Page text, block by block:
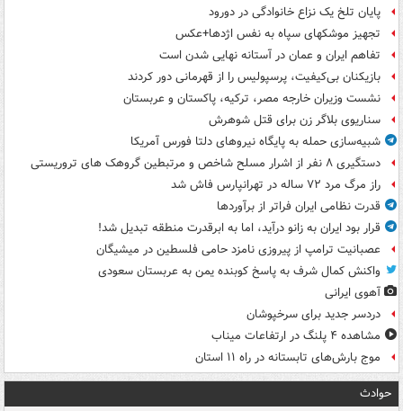
پایان تلخ یک نزاع خانوادگی در دورود
تجهیز موشکهای سپاه به نفس اژدها+عکس
تفاهم ایران و عمان در آستانه نهایی شدن است
بازیکنان بی‌کیفیت، پرسپولیس را از قهرمانی دور کردند
نشست وزیران خارجه مصر، ترکیه، پاکستان و عربستان
سناریوی بلاگر زن برای قتل شوهرش
شبیه‌سازی حمله به پایگاه نیروهای دلتا فورس آمریکا
دستگیری ۸ نفر از اشرار مسلح شاخص و مرتبطین گروهک های تروریستی
راز مرگ مرد ۷۲ ساله در تهرانپارس فاش شد
قدرت نظامی ایران فراتر از برآوردها
قرار بود ایران به زانو درآید، اما به ابرقدرت منطقه تبدیل شد!
عصبانیت ترامپ از پیروزی نامزد حامی فلسطین در میشیگان
واکنش کمال شرف به پاسخ کوبنده یمن به عربستان سعودی
آهوی ایرانی
دردسر جدید برای سرخپوشان
مشاهده ۴ پلنگ در ارتفاعات میناب
موج بارش‌های تابستانه در راه ۱۱ استان
حوادث